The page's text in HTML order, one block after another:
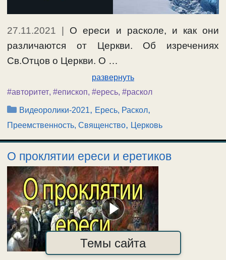
27.11.2021
О ереси и расколе, и как они
различаются от Церкви. Об изречениях
Св.Отцов о Церкви. О …
развернуть
#авторитет, #епископ, #ересь, #раскол
Рубрики
Видеоролики-2021, Ересь, Раскол,
Преемственность, Священство, Церковь
О проклятии ереси и еретиков
Темы сайта